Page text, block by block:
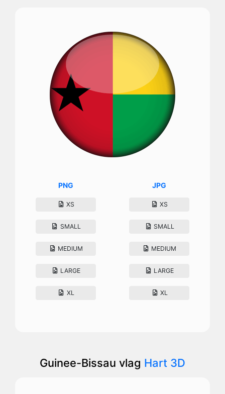
PNG
XS
SMALL
MEDIUM
LARGE
XL
JPG
XS
SMALL
MEDIUM
LARGE
XL
Guinee-Bissau vlag Hart 3D